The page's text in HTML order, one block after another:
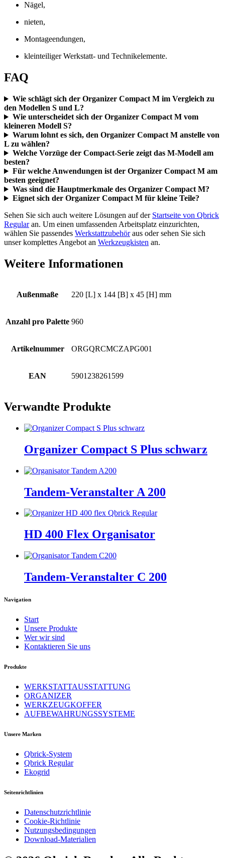
Nägel,
nieten,
Montageendungen,
kleinteiliger Werkstatt- und Technikelemente.
FAQ
Wie schlägt sich der Organizer Compact M im Vergleich zu
den Modellen S und L?
Wie unterscheidet sich der Organizer Compact M vom
kleineren Modell S?
Warum lohnt es sich, den Organizer Compact M anstelle von
L zu wählen?
Welche Vorzüge der Compact-Serie zeigt das M-Modell am
besten?
Für welche Anwendungen ist der Organizer Compact M am
besten geeignet?
Was sind die Hauptmerkmale des Organizer Compact M?
Eignet sich der Organizer Compact M für kleine Teile?
Sehen Sie sich auch weitere Lösungen auf der Startseite von Qbrick
Regularan. Um einen umfassenden Arbeitsplatz einzurichten,
wählen Sie passendes Werkstattzubehöraus oder sehen Sie sich
unser komplettes Angebot an Werkzeugkisten an.
Weitere Informationen
Außenmaße 220 [L] x 144 [B] x 45 [H] mm
Anzahl pro Palette 960
Artikelnummer ORGQRCMCZAPG001
EAN 5901238261599
Verwandte Produkte
Organizer Compact S Plus schwarz
Tandem-Veranstalter A 200
HD 400 Flex Organisator
Tandem-Veranstalter C 200
Navigation
Start
Unsere Produkte
Wer wir sind
Kontaktieren Sie uns
Produkte
WERKSTATTAUSSTATTUNG
ORGANIZER
WERKZEUGKOFFER
AUFBEWAHRUNGSSYSTEME
Unsere Marken
Qbrick-System
Qbrick Regular
Ekogrid
Seitenrichtlinien
Datenschutzrichtlinie
Cookie-Richtlinie
Nutzungsbedingungen
Download-Materialien